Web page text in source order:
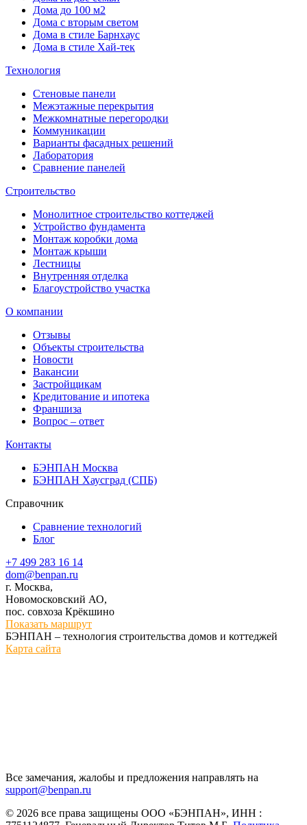
Дома до 100 м2
Дома с вторым светом
Дома в стиле Барнхаус
Дома в стиле Хай-тек
Технология
Стеновые панели
Межэтажные перекрытия
Межкомнатные перегородки
Коммуникации
Варианты фасадных решений
Лаборатория
Сравнение панелей
Строительство
Монолитное строительство коттеджей
Устройство фундамента
Монтаж коробки дома
Монтаж крыши
Лестницы
Внутренняя отделка
Благоустройство участка
О компании
Отзывы
Объекты строительства
Новости
Вакансии
Застройщикам
Кредитование и ипотека
Франшиза
Вопрос – ответ
Контакты
БЭНПАН Москва
БЭНПАН Хаусград (СПБ)
Справочник
Сравнение технологий
Блог
+7 499 283 16 14
dom@benpan.ru
г. Москва,
Новомосковский АО,
пос. совхоза Крёкшино
Показать маршрут
БЭНПАН – технология строительства домов и коттеджей
Карта сайта
Все замечания, жалобы и предложения направлять на
support@benpan.ru
© 2026 все права защищены ООО «БЭНПАН», ИНН :